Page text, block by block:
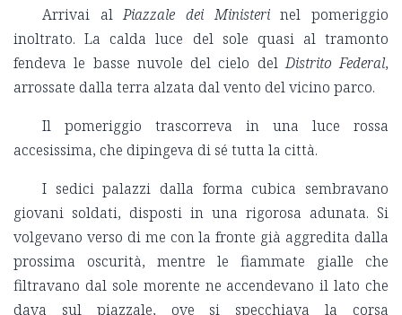
Arrivai alPiazzale dei Ministerinel pomeriggio
inoltrato. La calda luce del sole quasi al tramonto
fendeva le basse nuvole del cielo delDistrito Federal,
arrossate dalla terra alzata dal vento del vicino parco.
Il pomeriggio trascorreva in una luce rossa
accesissima, che dipingeva di sé tutta la città.
I sedici palazzi dalla forma cubica sembravano
giovani soldati, disposti in una rigorosa adunata. Si
volgevano verso di me con la fronte già aggredita dalla
prossima oscurità, mentre le fiammate gialle che
filtravano dal sole morente ne accendevano il lato che
dava sul piazzale, ove si specchiava la corsa